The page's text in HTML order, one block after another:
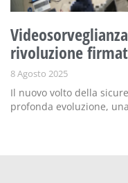
rivoluzione
8 Agosto 2025
Il nuovo volto della
profonda evoluzione,